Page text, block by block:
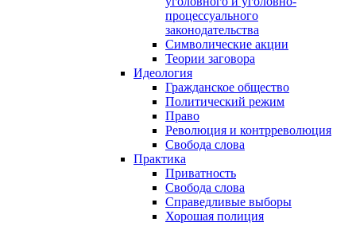
процессуального
законодательства
Символические акции
Теории заговора
Идеология
Гражданское общество
Политический режим
Право
Революция и контрреволюция
Свобода слова
Практика
Приватность
Свобода слова
Справедливые выборы
Хорошая полиция